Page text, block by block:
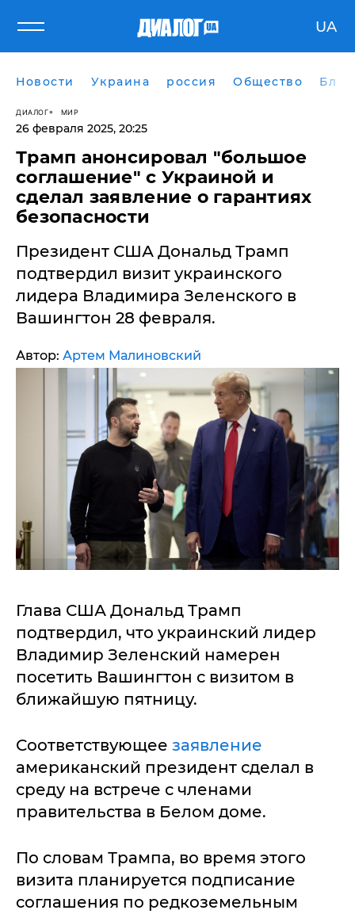
UA
Новости Украина россия Общество
ДИАЛОГ МИР
26 февраля 2025, 20:25
Трамп анонсировал "большое
соглашение" с Украиной и
сделал заявление о гарантиях
безопасности
Президент США Дональд Трамп
подтвердил визит украинского
лидера Владимира Зеленского в
Вашингтон 28 февраля.
Автор: Артем Малиновский
Глава США Дональд Трамп
подтвердил, что украинский лидер
Владимир Зеленский намерен
посетить Вашингтон с визитом в
ближайшую пятницу.
Соответствующее заявление
американский президент сделал в
среду на встрече с членами
правительства в Белом доме.
По словам Трампа, во время этого
визита планируется подписание
соглашения по редкоземельным